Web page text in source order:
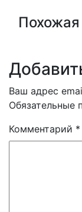
Похожая
Ваш адрес
Обязательные
Комментарий *